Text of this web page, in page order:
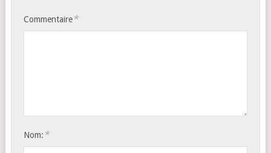
Commentaire*
Nom: *